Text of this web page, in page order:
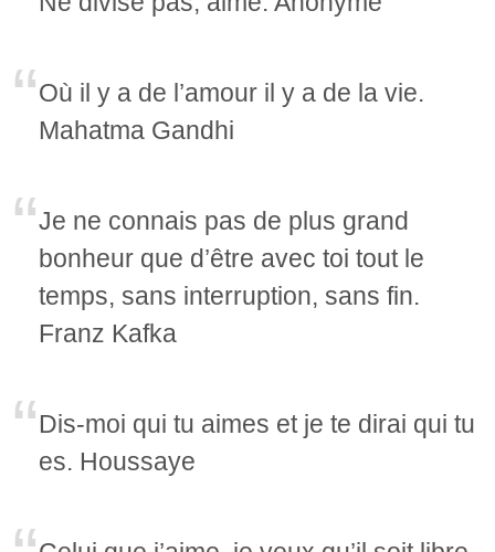
Où il y a de l’amour il y a de la vie.
Mahatma Gandhi
Je ne connais pas de plus grand
bonheur que d’être avec toi tout le
temps, sans interruption, sans fin.
Franz Kafka
Dis-moi qui tu aimes et je te dirai qui tu
es. Houssaye